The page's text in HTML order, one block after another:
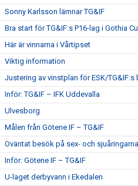
Sonny Karlsson lämnar TG&IF
Bra start för TG&IF:s P16-lag i Gothia
Här är vinnarna i Vårtipset
Viktig information
Justering av vinstplan för ESK/TG&IF:s
Inför: TG&IF – IFK Uddevalla
Ulvesborg
Målen från Götene IF – TG&IF
Oväntat besök på sex- och
Inför: Götene IF – TG&IF
U-laget derbyvann i Ekedalen